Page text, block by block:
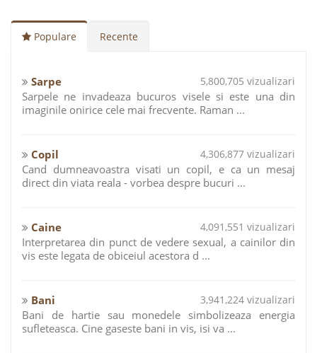
Populare Recente
Sarpe 5,800,705 vizualizari
Sarpele ne invadeaza bucuros visele si este una din
imaginile onirice cele mai frecvente. Raman ...
Copil 4,306,877 vizualizari
Cand dumneavoastra visati un copil, e ca un mesaj
direct din viata reala - vorbea despre bucuri ...
Caine 4,091,551 vizualizari
Interpretarea din punct de vedere sexual, a cainilor din
vis este legata de obiceiul acestora d ...
Bani 3,941,224 vizualizari
Bani de hartie sau monedele simbolizeaza energia
sufleteasca. Cine gaseste bani in vis, isi va ...